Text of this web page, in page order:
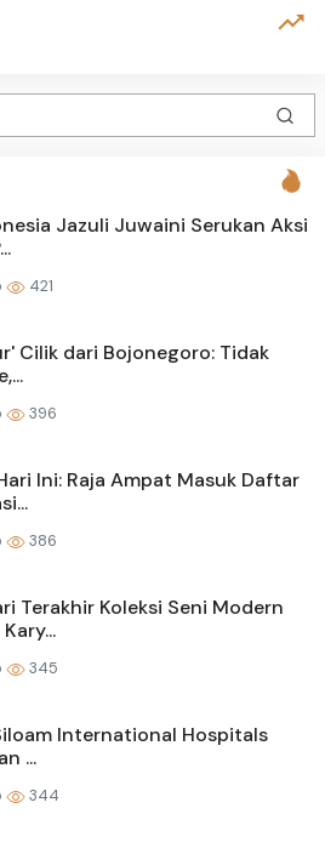
Jazuli Juwaini Serukan Aksi
421
Cilik dari Bojonegoro: Tidak
396
Ini: Raja Ampat Masuk Daftar
386
Terakhir Koleksi Seni Modern
345
International Hospitals
...
344